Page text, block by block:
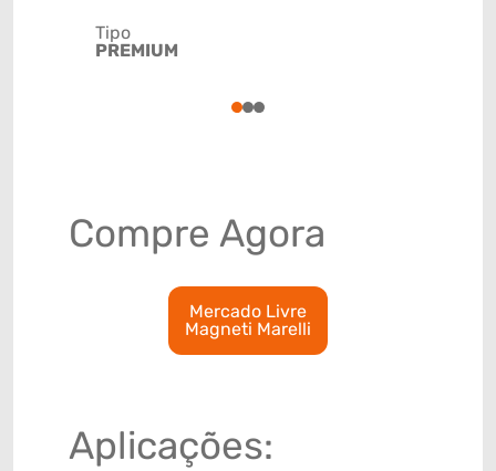
Tipo
PREMIUM
123
Compre Agora
Mercado Livre
Magneti Marelli
Aplicações: